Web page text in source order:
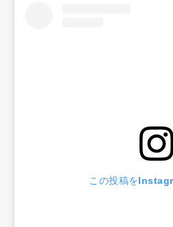
この投稿を